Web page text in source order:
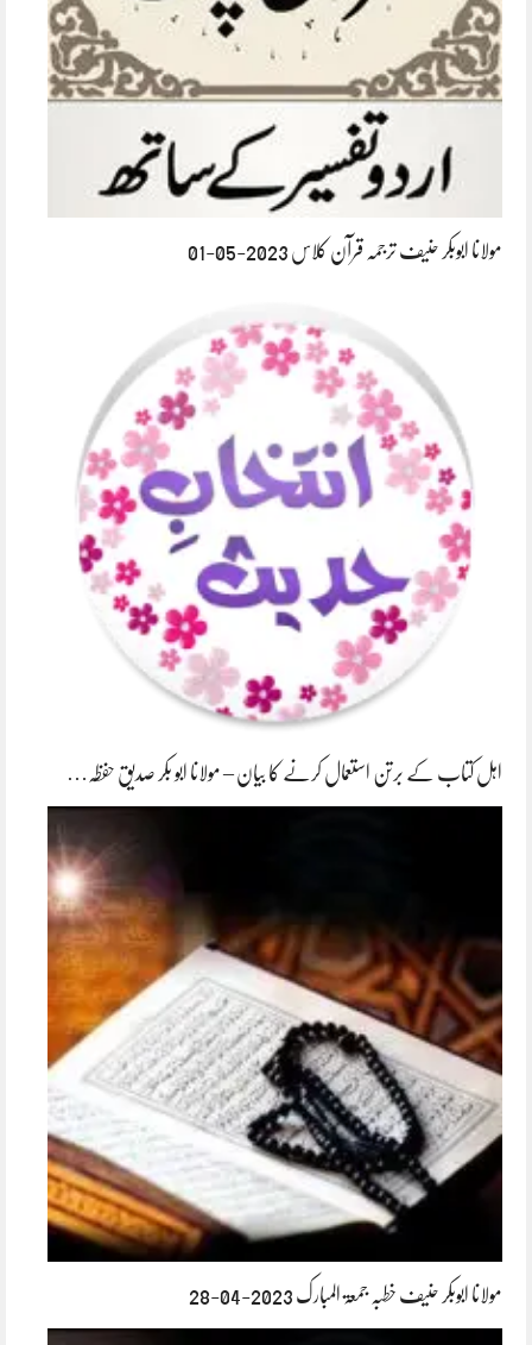
مولانا ابوبکر حنیف ترجمہ قرآن کلاس 2023-05-01
اہل کتاب کے برتن استعمال کرنے کا بیان – مولانا ابو بکر صدیق حفظہ…
مولانا ابوبکر حنیف خطبہ جمعۃ المبارک 2023-04-28